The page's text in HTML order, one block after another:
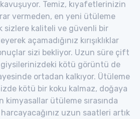
Temiz, kıyafetlerinizin
vermeden, en yeni ütüleme
sizlere kaliteli ve güvenli bir
açamadığınız kırışıklıklar
sizi bekliyor. Uzun süre çift
giysilerinizdeki kötü görüntü de
ortadan kalkıyor. Ütüleme
kötü bir koku kalmaz, doğaya
kimyasallar ütüleme sırasında
uzun saatleri artık